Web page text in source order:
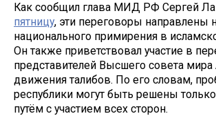
Как сообщил глава МИД РФ Сергей
пятницу, эти переговоры направлены
национального примирения в
Он также приветствовал участие в
представителей Высшего совета мира
движения талибов. По его словам,
республики могут быть решены
путём с участием всех сторон.